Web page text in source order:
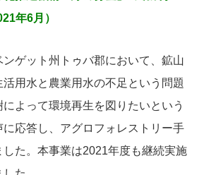
年6月）
ゲット州トゥバ郡において、鉱山
用水と農業用水の不足という問題
よって環境再生を図りたいという
応答し、アグロフォレストリー手
た。本事業は2021年度も継続実施